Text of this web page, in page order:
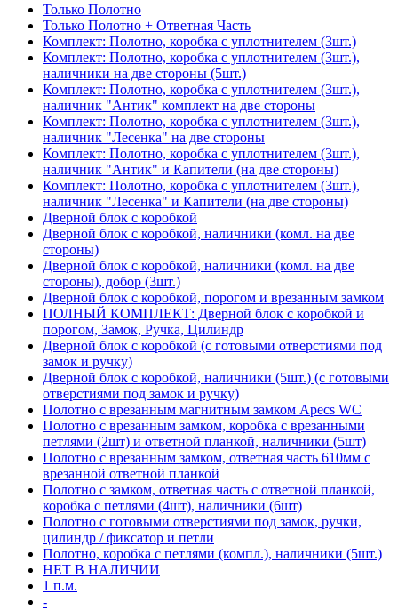
Только Полотно
Только Полотно + Ответная Часть
Комплект: Полотно, коробка с уплотнителем (3шт.)
Комплект: Полотно, коробка с уплотнителем (3шт.),
наличники на две стороны (5шт.)
Комплект: Полотно, коробка с уплотнителем (3шт.),
наличник "Антик" комплект на две стороны
Комплект: Полотно, коробка с уплотнителем (3шт.),
наличник "Лесенка" на две стороны
Комплект: Полотно, коробка с уплотнителем (3шт.),
наличник "Антик" и Капители (на две стороны)
Комплект: Полотно, коробка с уплотнителем (3шт.),
наличник "Лесенка" и Капители (на две стороны)
Дверной блок с коробкой
Дверной блок с коробкой, наличники (комл. на две
стороны)
Дверной блок с коробкой, наличники (комл. на две
стороны), добор (3шт.)
Дверной блок с коробкой, порогом и врезанным замком
ПОЛНЫЙ КОМПЛЕКТ: Дверной блок с коробкой и
порогом, Замок, Ручка, Цилиндр
Дверной блок с коробкой (с готовыми отверстиями под
замок и ручку)
Дверной блок с коробкой, наличники (5шт.) (с готовыми
отверстиями под замок и ручку)
Полотно с врезанным магнитным замком Apecs WC
Полотно с врезанным замком, коробка с врезанными
петлями (2шт) и ответной планкой, наличники (5шт)
Полотно с врезанным замком, ответная часть 610мм с
врезанной ответной планкой
Полотно с замком, ответная часть с ответной планкой,
коробка с петлями (4шт), наличники (6шт)
Полотно с готовыми отверстиями под замок, ручки,
цилиндр / фиксатор и петли
Полотно, коробка с петлями (компл.), наличники (5шт.)
НЕТ В НАЛИЧИИ
1 п.м.
-